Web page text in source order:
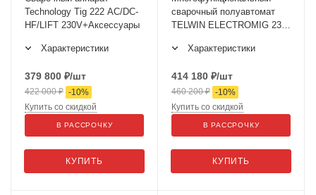
Technology Tig 222 AC/DC-
HF/LIFT 230V+Аксессуары
Характеристики
379 800 ₽/шт
422 000₽ -10%
КУПИТЬ
Купить со скидкой
В РАССРОЧКУ
сварочный полуавтомат
TELWIN ELECTROMIG 230
Характеристики
414 180 ₽/шт
460 200₽ -10%
КУПИТЬ
Купить со скидкой
В РАССРОЧКУ